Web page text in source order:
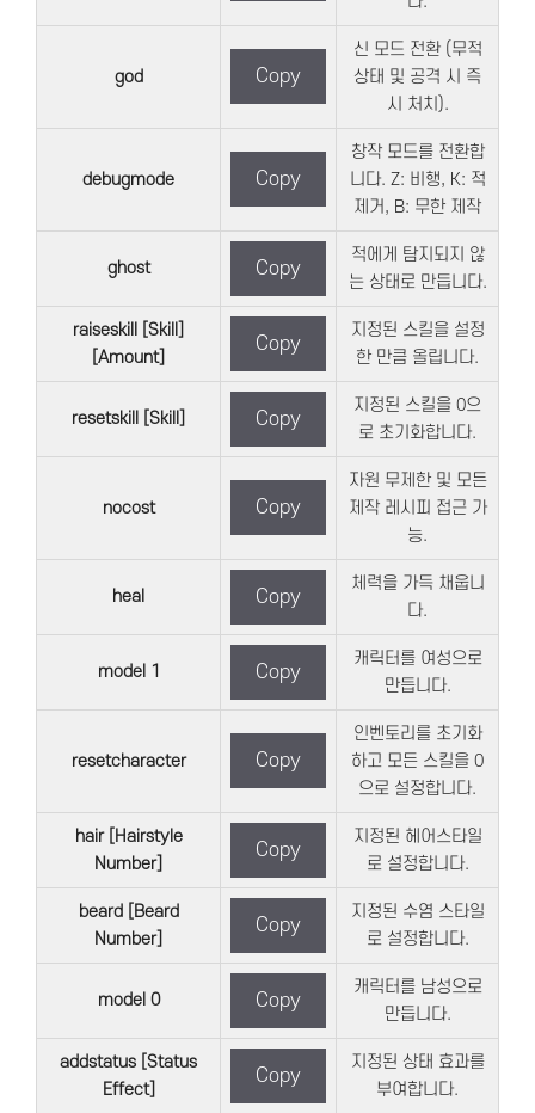
god Copy
신 모드 전환 (무적
상태 및 공격 시 즉
시 처치).
debugmode Copy
창작 모드를 전환합
니다. Z: 비행, K: 적
제거, B: 무한 제작
ghost Copy
적에게 탐지되지 않
는 상태로 만듭니다.
raiseskill [Skill]
[Amount]
Copy
지정된 스킬을 설정
한 만큼 올립니다.
resetskill [Skill] Copy
지정된 스킬을 0으
로 초기화합니다.
nocost Copy
자원 무제한 및 모든
제작 레시피 접근 가
능.
heal Copy
체력을 가득 채웁니
다.
model 1 Copy
캐릭터를 여성으로
만듭니다.
resetcharacter Copy
인벤토리를 초기화
하고 모든 스킬을 0
으로 설정합니다.
hair [Hairstyle
Number]
Copy
지정된 헤어스타일
로 설정합니다.
beard [Beard
Number]
Copy
지정된 수염 스타일
로 설정합니다.
model 0 Copy
캐릭터를 남성으로
만듭니다.
addstatus [Status
Effect]
Copy
지정된 상태 효과를
부여합니다.